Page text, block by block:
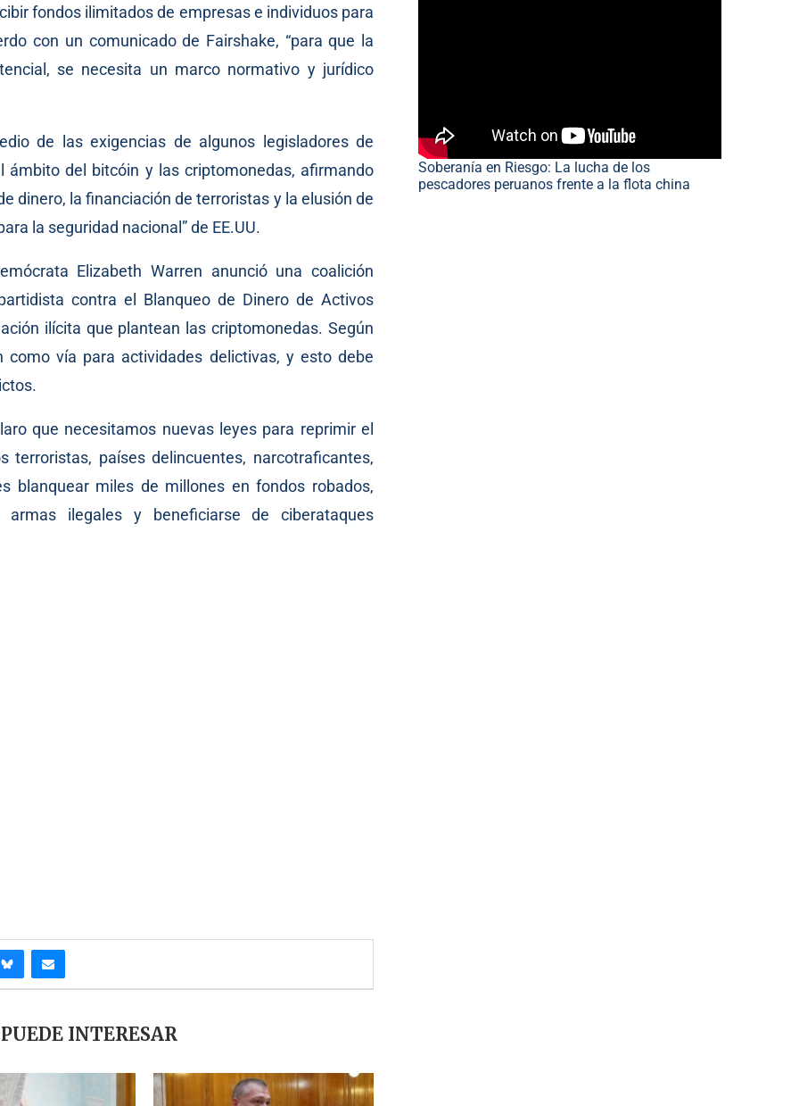
fondos ilimitados de empresas e individuos para
con un comunicadode Fairshake, “para que la
se necesita un marco normativo y jurídico
de las exigencias de algunos legisladores de
del bitcóin y las criptomonedas, afirmando
dinero, la financiación de terroristas y la elusión de
la seguridad nacional” de EE.UU.
Elizabeth Warren anuncióuna coalición
contra el Blanqueo de Dinero de Activos
ilícita que plantean las criptomonedas. Según
vía para actividades delictivas, y esto debe
que necesitamos nuevas leyes para reprimir el
países delincuentes, narcotraficantes,
blanquear miles de millones en fondos robados,
ilegales y beneficiarse de ciberataques
INTERESAR
Soberanía en Riesgo: La lucha de los
pescadores peruanos frente a la flota china